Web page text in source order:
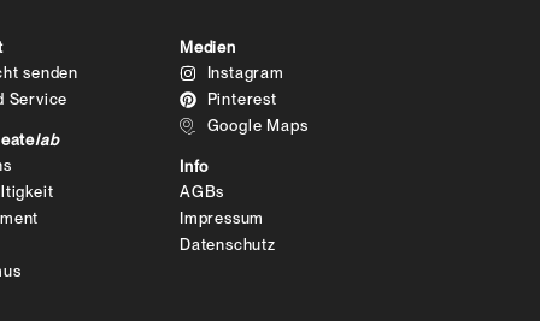
senden
Service
lab
Medien
Instagram
Pinterest
Google Maps
Info
AGBs
Impressum
Datenschutz